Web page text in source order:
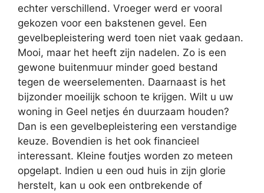
echter verschillend. Vroeger werd er vooral
gekozen voor een bakstenen gevel. Een
gevelbepleistering werd toen niet vaak gedaan.
Mooi, maar het heeft zijn nadelen. Zo is een
gewone buitenmuur minder goed bestand
tegen de weerselementen. Daarnaast is het
bijzonder moeilijk schoon te krijgen. Wilt u uw
woning in Geel netjes én duurzaam houden?
Dan is een gevelbepleistering een verstandige
keuze. Bovendien is het ook financieel
interessant. Kleine foutjes worden zo meteen
opgelapt. Indien u een oud huis in zijn glorie
herstelt, kan u ook een ontbrekende of